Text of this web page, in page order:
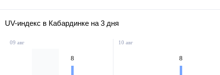
UV-индекс в Кабардинке на 3 дня
09 авг
8
10 авг
8